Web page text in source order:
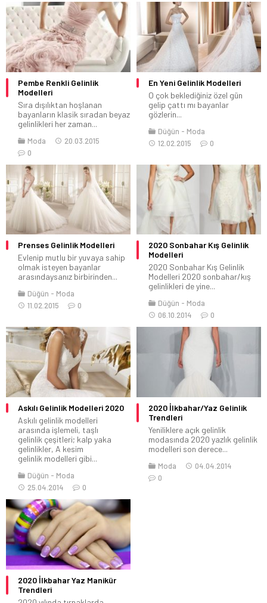
Pembe Renkli Gelinlik
Modelleri
Sıra dışılıktan hoşlanan
bayanların klasik sıradan beyaz
gelinlikleri her zaman...
Moda
20.03.2015
0
En Yeni Gelinlik Modelleri
O çok beklediğiniz özel gün
gelip çattı mı bayanlar
gözlerin...
Düğün
Moda
12.02.2015
0
Prenses Gelinlik Modelleri
Evlenip mutlu bir yuvaya sahip
olmak isteyen bayanlar
arasındaysanız birbirinden...
Düğün
Moda
11.02.2015
0
2020 Sonbahar Kış Gelinlik
Modelleri
2020 Sonbahar Kış Gelinlik
Modelleri 2020 sonbahar/kış
gelinlikleri de yine...
Düğün
Moda
06.10.2014
0
Askılı Gelinlik Modelleri 2020
Askılı gelinlik modelleri
arasında işlemeli, taşlı
gelinlik çeşitleri; kalp yaka
gelinlikler, A kesim
gelinlik modelleri gibi...
Düğün
Moda
25.04.2014
0
2020 İlkbahar/Yaz Gelinlik
Trendleri
Yeniliklere açık gelinlik
modasında 2020 yazlık gelinlik
modelleri son derece...
Moda
04.04.2014
0
2020 İlkbahar Yaz Manikür
Trendleri